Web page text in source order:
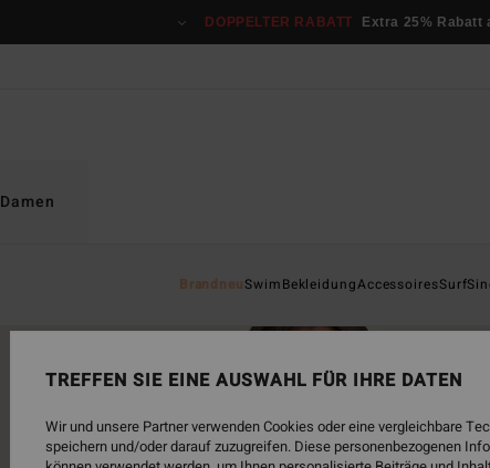
DOPPELTER RABATT Extra 25% Rabatt
Damen
BrandneuSwimBekleidungAccessoiresSurf
TREFFEN SIE EINE AUSWAHL FÜR IHRE DATEN
Wir und unsere Partner verwenden Cookies oder eine vergleichbare
speichern und/oder darauf zuzugreifen. Diese personenbezogenen